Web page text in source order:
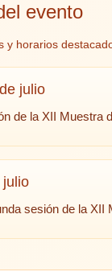
evento
y horarios
julio
de la XII Muestra
julio
sesión de la